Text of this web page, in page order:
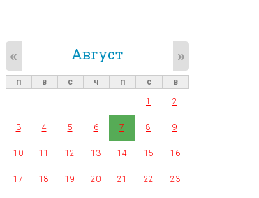
Август
« »
п в с ч п с
в
1
2
3 4 5 6 7 8 9
10 11 12 13 14 15 16
17 18 19 20 21 22 23